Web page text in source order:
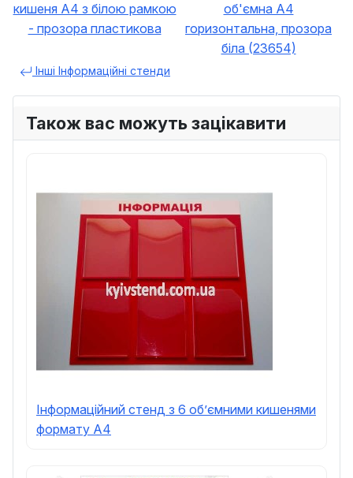
кишеня А4 з білою рамкою
- прозора пластиковa
об'ємна А4
горизонтальна, прозора
біла (23654)
Інші Інформаційні стенди
Також вас можуть зацікавити
Інформаційний стенд з 6 об’ємними кишенями
формату А4